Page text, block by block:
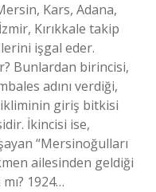
Kars, Adana,
Kırıkkale takip
işgal eder.
Bunlardan birincisi,
adını verdiği,
giriş bitkisi
İkincisi ise,
“Mersinoğulları
ailesinden geldiği
1924…